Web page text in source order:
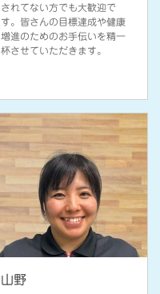
されてない方でも大歓迎で
す。皆さんの目標達成や健康
増進のためのお手伝いを精一
杯させていただきます。
山野